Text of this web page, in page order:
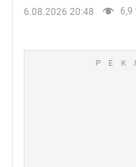
6.08.2026 20:48 6,9